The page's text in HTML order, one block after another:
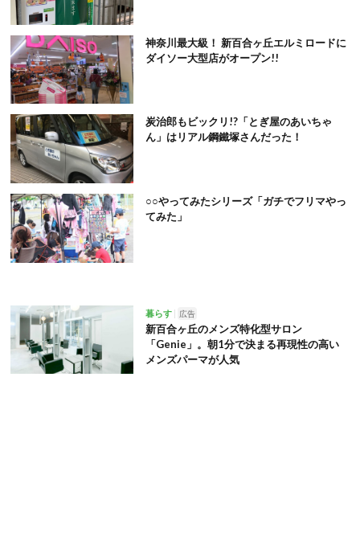
神奈川最大級！ 新百合ヶ丘エルミロードに
ダイソー大型店がオープン!!
炭治郎もビックリ!?「とぎ屋のあいちゃ
ん」はリアル鋼鐵塚さんだった！
○○やってみたシリーズ「ガチでフリマやっ
てみた」
暮らす 広告
新百合ヶ丘のメンズ特化型サロン
「Genie」。朝1分で決まる再現性の高い
メンズパーマが人気